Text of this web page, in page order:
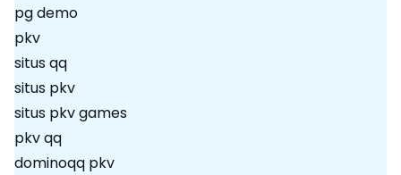
pg demo
pkv
situs qq
situs pkv
situs pkv games
pkv qq
dominoqq pkv